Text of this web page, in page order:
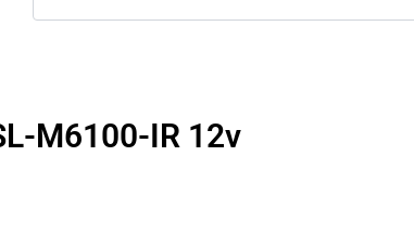
M6100-IR 12v